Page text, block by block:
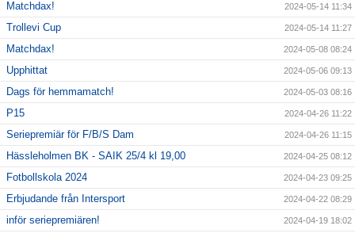
Matchdax! 2024-05-14 11:34
Trollevi Cup 2024-05-14 11:27
Matchdax! 2024-05-08 08:24
Upphittat 2024-05-06 09:13
Dags för hemmamatch! 2024-05-03 08:16
P15 2024-04-26 11:22
Seriepremiär för F/B/S Dam 2024-04-26 11:15
Hässleholmen BK - SAIK 25/4 kl 19,00 2024-04-25 08:12
Fotbollskola 2024 2024-04-23 09:25
Erbjudande från Intersport 2024-04-22 08:29
inför seriepremiären! 2024-04-19 18:02